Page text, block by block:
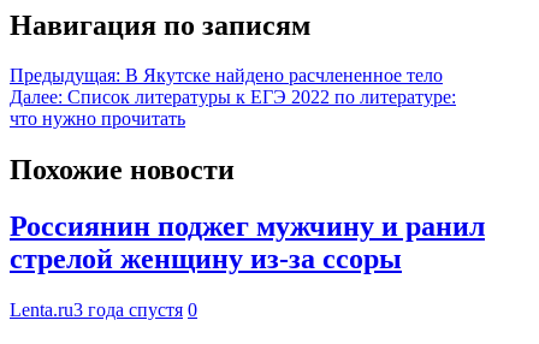
Навигация по записям
Предыдущая: В Якутске найдено расчлененное тело
Далее: Список литературы к ЕГЭ 2022 по литературе:
что нужно прочитать
Похожие новости
Россиянин поджег мужчину и ранил
стрелой женщину из-за ссоры
Lenta.ru3 года спустя 0